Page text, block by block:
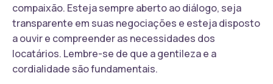
compaixão. Esteja sempre aberto ao diálogo, seja
transparente em suas negociações e esteja disposto
a ouvir e compreender as necessidades dos
locatários. Lembre-se de que a gentileza e a
cordialidade são fundamentais.